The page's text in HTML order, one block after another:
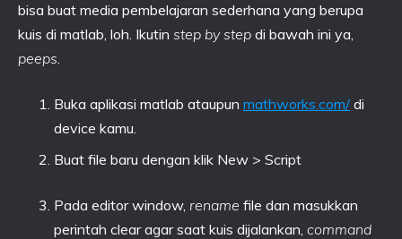
bisa buat media pembelajaran sederhana yang berupa
kuis di matlab, loh. Ikutin step by step di bawah ini ya,
peeps.
Buka aplikasi matlab ataupun mathworks.com/ di
device kamu.
Buat file baru dengan klik New > Script
Pada editor window, rename file dan masukkan
perintah clear agar saat kuis dijalankan, command